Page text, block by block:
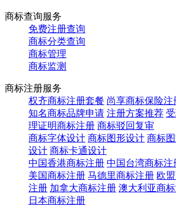
商标查询服务
免费注册查询
商标分类查询
商标管理
商标监测
商标注册服务
权齐商标注册套餐 尚享商标保险注
知名商标品牌申请 注册方案推荐
理证明商标注册 商标驳回复审
商标字体设计 商标图形设计 商标
设计 商标卡通设计
中国香港商标注册 中国台湾商标注
美国商标注册 马德里商标注册 欧
注册 加拿大商标注册 澳大利亚商
日本商标注册